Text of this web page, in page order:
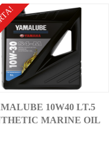
10W40 LT.5
MARINE OIL